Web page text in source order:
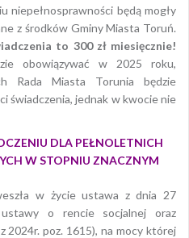
niepełnosprawności będą mogły
z środków Gminy Miasta Toruń.
to 300 zł miesięcznie!
obowiązywać w 2025 roku,
Rada Miasta Torunia będzie
świadczenia, jednak w kwocie nie
DLA PEŁNOLETNICH
W STOPNIU ZNACZNYM
w życie ustawa z dnia 27
o rencie socjalnej oraz
2024r. poz. 1615), na mocy której